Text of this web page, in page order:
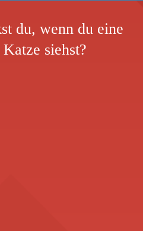
du, wenn du eine
siehst?